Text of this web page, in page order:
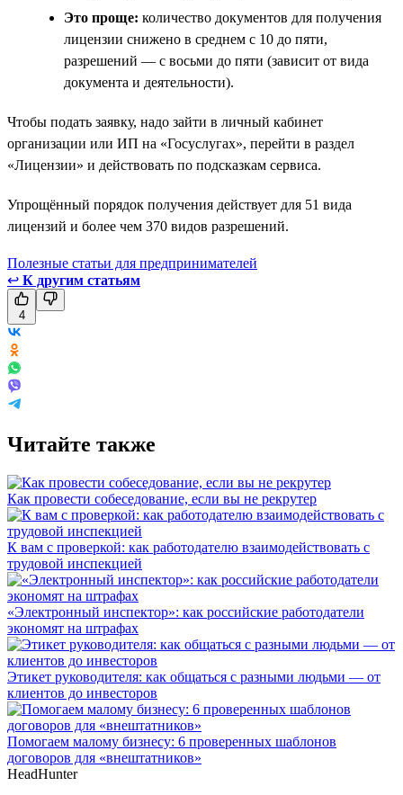
Это проще: количество документов для получения
лицензии снижено в среднем с 10 до пяти,
разрешений — с восьми до пяти (зависит от вида
документа и деятельности).
Чтобы подать заявку, надо зайти в личный кабинет
организации или ИП на «Госуслугах», перейти в раздел
«Лицензии» и действовать по подсказкам сервиса.
Упрощённый порядок получения действует для 51 вида
лицензий и более чем 370 видов разрешений.
Полезные статьи для предпринимателей
↩ К другим статьям
4
Читайте также
Как провести собеседование, если вы не рекрутер
К вам с проверкой: как работодателю взаимодействовать с
трудовой инспекцией
«Электронный инспектор»: как российские работодатели
экономят на штрафах
Этикет руководителя: как общаться с разными людьми — от
клиентов до инвесторов
Помогаем малому бизнесу: 6 проверенных шаблонов
договоров для «внештатников»
HeadHunter